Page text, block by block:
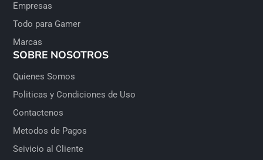
Empresas
Todo para Gamer
Marcas
SOBRE NOSOTROS
Quienes Somos
Politicas y Condiciones de Uso
Contactenos
Metodos de Pagos
Seivicio al Cliente